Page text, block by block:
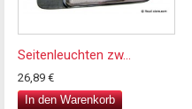
Seitenleuchten zw...
26,89 €
In den Warenkorb